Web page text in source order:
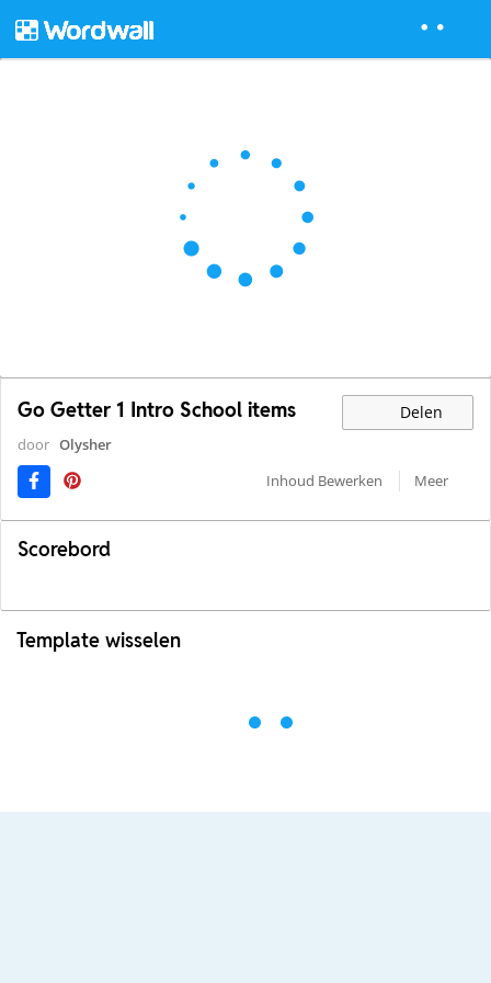
Go Getter 1 Intro School items Delen
door Olysher
Inhoud Bewerken
Meer
Scorebord
Template wisselen